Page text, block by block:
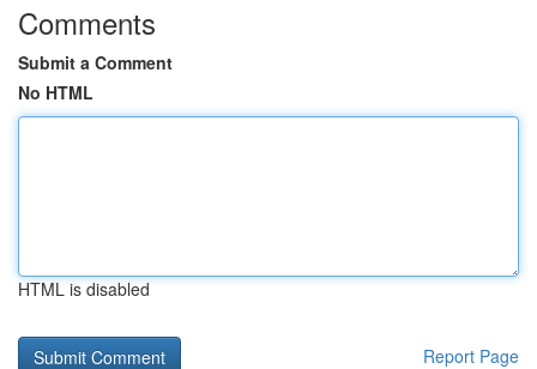
Comments
Submit a Comment
No HTML
HTML is disabled
Report Page